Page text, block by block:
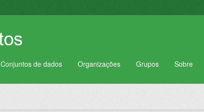
Conjuntos de dados Organizações Grupos Sobre